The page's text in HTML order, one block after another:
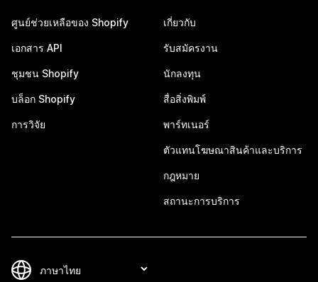
ศูนย์ช่วยเหลือของ Shopify
เอกสาร API
ชุมชน Shopify
บล็อก Shopify
การวิจัย
เกี่ยวกับ
รับสมัครงาน
นักลงทุน
สื่อสิ่งพิมพ์
พาร์ทเนอร์
ตัวแทนโฆษณาสินค้าและบริการ
กฎหมาย
สถานะการบริการ